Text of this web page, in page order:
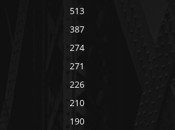
513
387
274
271
226
210
190